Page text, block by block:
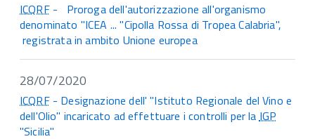
ICQRF- Proroga dell'autorizzazione all'organismo
denominato "ICEA ... "Cipolla Rossa di Tropea Calabria",
registrata in ambito Unione europea
28/07/2020
ICQRF- Designazione dell' "Istituto Regionale del Vino e
dell'Olio" incaricato ad effettuare i controlli per laIGP
"Sicilia"